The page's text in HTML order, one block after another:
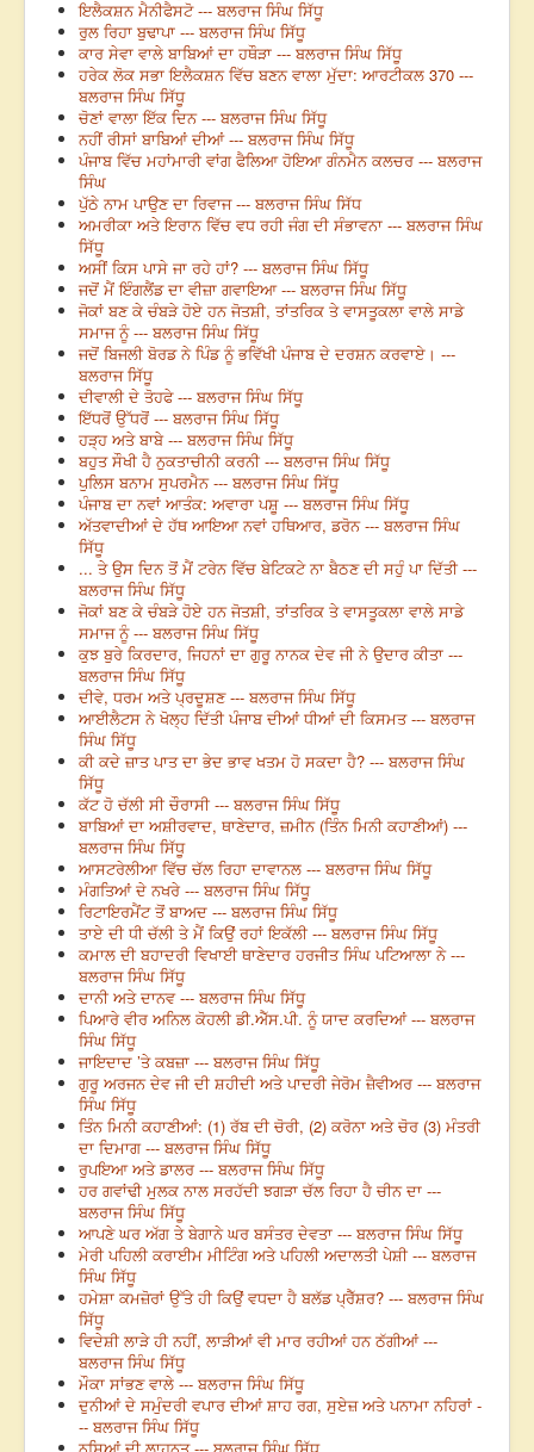
ਇਲੈਕਸ਼ਨ ਮੈਨੀਫੈਸਟੋ --- ਬਲਰਾਜ ਸਿੰਘ ਸਿੱਧੂ
ਰੁਲ ਰਿਹਾ ਬੁਢਾਪਾ --- ਬਲਰਾਜ ਸਿੰਘ ਸਿੱਧੂ
ਕਾਰ ਸੇਵਾ ਵਾਲੇ ਬਾਬਿਆਂ ਦਾ ਹਥੌੜਾ --- ਬਲਰਾਜ ਸਿੰਘ ਸਿੱਧੂ
ਹਰੇਕ ਲੋਕ ਸਭਾ ਇਲੈਕਸ਼ਨ ਵਿੱਚ ਬਣਨ ਵਾਲਾ ਮੁੱਦਾ: ਆਰਟੀਕਲ 370 ---
ਬਲਰਾਜ ਸਿੰਘ ਸਿੱਧੂ
ਚੋਣਾਂ ਵਾਲਾ ਇੱਕ ਦਿਨ --- ਬਲਰਾਜ ਸਿੰਘ ਸਿੱਧੂ
ਨਹੀਂ ਰੀਸਾਂ ਬਾਬਿਆਂ ਦੀਆਂ --- ਬਲਰਾਜ ਸਿੰਘ ਸਿੱਧੂ
ਪੰਜਾਬ ਵਿੱਚ ਮਹਾਂਮਾਰੀ ਵਾਂਗ ਫੈਲਿਆ ਹੋਇਆ ਗੰਨਮੈਨ ਕਲਚਰ --- ਬਲਰਾਜ
ਸਿੰਘ
ਪੁੱਠੇ ਨਾਮ ਪਾਉਣ ਦਾ ਰਿਵਾਜ --- ਬਲਰਾਜ ਸਿੰਘ ਸਿੱਧ
ਅਮਰੀਕਾ ਅਤੇ ਇਰਾਨ ਵਿੱਚ ਵਧ ਰਹੀ ਜੰਗ ਦੀ ਸੰਭਾਵਨਾ --- ਬਲਰਾਜ ਸਿੰਘ
ਸਿੱਧੂ
ਅਸੀਂ ਕਿਸ ਪਾਸੇ ਜਾ ਰਹੇ ਹਾਂ? --- ਬਲਰਾਜ ਸਿੰਘ ਸਿੱਧੂ
ਜਦੋਂ ਮੈਂ ਇੰਗਲੈਂਡ ਦਾ ਵੀਜ਼ਾ ਗਵਾਇਆ --- ਬਲਰਾਜ ਸਿੰਘ ਸਿੱਧੂ
ਜੋਕਾਂ ਬਣ ਕੇ ਚੰਬੜੇ ਹੋਏ ਹਨ ਜੋਤਸ਼ੀ, ਤਾਂਤਰਿਕ ਤੇ ਵਾਸਤੂਕਲਾ ਵਾਲੇ ਸਾਡੇ
ਸਮਾਜ ਨੂੰ --- ਬਲਰਾਜ ਸਿੰਘ ਸਿੱਧੂ
ਜਦੋਂ ਬਿਜਲੀ ਬੋਰਡ ਨੇ ਪਿੰਡ ਨੂੰ ਭਵਿੱਖੀ ਪੰਜਾਬ ਦੇ ਦਰਸ਼ਨ ਕਰਵਾਏ। ---
ਬਲਰਾਜ ਸਿੱਧੂ
ਦੀਵਾਲੀ ਦੇ ਤੋਹਫੇ --- ਬਲਰਾਜ ਸਿੰਘ ਸਿੱਧੂ
ਇੱਧਰੋਂ ਉੱਧਰੋਂ --- ਬਲਰਾਜ ਸਿੰਘ ਸਿੱਧੂ
ਹੜ੍ਹ ਅਤੇ ਬਾਬੇ --- ਬਲਰਾਜ ਸਿੰਘ ਸਿੱਧੂ
ਬਹੁਤ ਸੌਖੀ ਹੈ ਨੁਕਤਾਚੀਨੀ ਕਰਨੀ --- ਬਲਰਾਜ ਸਿੰਘ ਸਿੱਧੂ
ਪੁਲਿਸ ਬਨਾਮ ਸੁਪਰਮੈਨ --- ਬਲਰਾਜ ਸਿੰਘ ਸਿੱਧੂ
ਪੰਜਾਬ ਦਾ ਨਵਾਂ ਆਤੰਕ: ਅਵਾਰਾ ਪਸ਼ੂ --- ਬਲਰਾਜ ਸਿੰਘ ਸਿੱਧੂ
ਅੱਤਵਾਦੀਆਂ ਦੇ ਹੱਥ ਆਇਆ ਨਵਾਂ ਹਥਿਆਰ, ਡਰੋਨ --- ਬਲਰਾਜ ਸਿੰਘ
ਸਿੱਧੂ
... ਤੇ ਉਸ ਦਿਨ ਤੋਂ ਮੈਂ ਟਰੇਨ ਵਿੱਚ ਬੇਟਿਕਟੇ ਨਾ ਬੈਠਣ ਦੀ ਸਹੁੰ ਪਾ ਦਿੱਤੀ ---
ਬਲਰਾਜ ਸਿੰਘ ਸਿੱਧੂ
ਜੋਕਾਂ ਬਣ ਕੇ ਚੰਬੜੇ ਹੋਏ ਹਨ ਜੋਤਸ਼ੀ, ਤਾਂਤਰਿਕ ਤੇ ਵਾਸਤੂਕਲਾ ਵਾਲੇ ਸਾਡੇ
ਸਮਾਜ ਨੂੰ --- ਬਲਰਾਜ ਸਿੰਘ ਸਿੱਧੂ
ਕੁਝ ਬੁਰੇ ਕਿਰਦਾਰ, ਜਿਹਨਾਂ ਦਾ ਗੁਰੂ ਨਾਨਕ ਦੇਵ ਜੀ ਨੇ ਉਦਾਰ ਕੀਤਾ ---
ਬਲਰਾਜ ਸਿੰਘ ਸਿੱਧੂ
ਦੀਵੇ, ਧਰਮ ਅਤੇ ਪ੍ਰਦੂਸ਼ਣ --- ਬਲਰਾਜ ਸਿੰਘ ਸਿੱਧੂ
ਆਈਲੈਟਸ ਨੇ ਖੋਲ੍ਹ ਦਿੱਤੀ ਪੰਜਾਬ ਦੀਆਂ ਧੀਆਂ ਦੀ ਕਿਸਮਤ --- ਬਲਰਾਜ
ਸਿੰਘ ਸਿੱਧੂ
ਕੀ ਕਦੇ ਜ਼ਾਤ ਪਾਤ ਦਾ ਭੇਦ ਭਾਵ ਖਤਮ ਹੋ ਸਕਦਾ ਹੈ? --- ਬਲਰਾਜ ਸਿੰਘ
ਸਿੱਧੂ
ਕੱਟ ਹੋ ਚੱਲੀ ਸੀ ਚੌਰਾਸੀ --- ਬਲਰਾਜ ਸਿੰਘ ਸਿੱਧੂ
ਬਾਬਿਆਂ ਦਾ ਅਸ਼ੀਰਵਾਦ, ਥਾਣੇਦਾਰ, ਜ਼ਮੀਨ (ਤਿੰਨ ਮਿਨੀ ਕਹਾਣੀਆਂ) ---
ਬਲਰਾਜ ਸਿੰਘ ਸਿੱਧੂ
ਆਸਟਰੇਲੀਆ ਵਿੱਚ ਚੱਲ ਰਿਹਾ ਦਾਵਾਨਲ --- ਬਲਰਾਜ ਸਿੰਘ ਸਿੱਧੂ
ਮੰਗਤਿਆਂ ਦੇ ਨਖਰੇ --- ਬਲਰਾਜ ਸਿੰਘ ਸਿੱਧੂ
ਰਿਟਾਇਰਮੈਂਟ ਤੋਂ ਬਾਅਦ --- ਬਲਰਾਜ ਸਿੰਘ ਸਿੱਧੂ
ਤਾਏ ਦੀ ਧੀ ਚੱਲੀ ਤੇ ਮੈਂ ਕਿਉਂ ਰਹਾਂ ਇਕੱਲੀ --- ਬਲਰਾਜ ਸਿੰਘ ਸਿੱਧੂ
ਕਮਾਲ ਦੀ ਬਹਾਦਰੀ ਵਿਖਾਈ ਥਾਣੇਦਾਰ ਹਰਜੀਤ ਸਿੰਘ ਪਟਿਆਲਾ ਨੇ ---
ਬਲਰਾਜ ਸਿੰਘ ਸਿੱਧੂ
ਦਾਨੀ ਅਤੇ ਦਾਨਵ --- ਬਲਰਾਜ ਸਿੰਘ ਸਿੱਧੂ
ਪਿਆਰੇ ਵੀਰ ਅਨਿਲ ਕੋਹਲੀ ਡੀ.ਐੱਸ.ਪੀ. ਨੂੰ ਯਾਦ ਕਰਦਿਆਂ --- ਬਲਰਾਜ
ਸਿੰਘ ਸਿੱਧੂ
ਜਾਇਦਾਦ ’ਤੇ ਕਬਜ਼ਾ --- ਬਲਰਾਜ ਸਿੰਘ ਸਿੱਧੂ
ਗੁਰੂ ਅਰਜਨ ਦੇਵ ਜੀ ਦੀ ਸ਼ਹੀਦੀ ਅਤੇ ਪਾਦਰੀ ਜੇਰੋਮ ਜ਼ੈਵੀਅਰ --- ਬਲਰਾਜ
ਸਿੰਘ ਸਿੱਧੂ
ਤਿੰਨ ਮਿਨੀ ਕਹਾਣੀਆਂ: (1) ਰੱਬ ਦੀ ਚੋਰੀ, (2) ਕਰੋਨਾ ਅਤੇ ਚੋਰ (3) ਮੰਤਰੀ
ਦਾ ਦਿਮਾਗ --- ਬਲਰਾਜ ਸਿੰਘ ਸਿੱਧੂ
ਰੁਪਇਆ ਅਤੇ ਡਾਲਰ --- ਬਲਰਾਜ ਸਿੰਘ ਸਿੱਧੂ
ਹਰ ਗਵਾਂਢੀ ਮੁਲਕ ਨਾਲ ਸਰਹੱਦੀ ਝਗੜਾ ਚੱਲ ਰਿਹਾ ਹੈ ਚੀਨ ਦਾ ---
ਬਲਰਾਜ ਸਿੰਘ ਸਿੱਧੂ
ਆਪਣੇ ਘਰ ਅੱਗ ਤੇ ਬੇਗਾਨੇ ਘਰ ਬਸੰਤਰ ਦੇਵਤਾ --- ਬਲਰਾਜ ਸਿੰਘ ਸਿੱਧੂ
ਮੇਰੀ ਪਹਿਲੀ ਕਰਾਈਮ ਮੀਟਿੰਗ ਅਤੇ ਪਹਿਲੀ ਅਦਾਲਤੀ ਪੇਸ਼ੀ --- ਬਲਰਾਜ
ਸਿੰਘ ਸਿੱਧੂ
ਹਮੇਸ਼ਾ ਕਮਜ਼ੋਰਾਂ ਉੱਤੇ ਹੀ ਕਿਉਂ ਵਧਦਾ ਹੈ ਬਲੱਡ ਪ੍ਰੈੱਸ਼ਰ? --- ਬਲਰਾਜ ਸਿੰਘ
ਸਿੱਧੂ
ਵਿਦੇਸ਼ੀ ਲਾੜੇ ਹੀ ਨਹੀਂ, ਲਾੜੀਆਂ ਵੀ ਮਾਰ ਰਹੀਆਂ ਹਨ ਠੱਗੀਆਂ ---
ਬਲਰਾਜ ਸਿੰਘ ਸਿੱਧੂ
ਮੌਕਾ ਸਾਂਭਣ ਵਾਲੇ --- ਬਲਰਾਜ ਸਿੰਘ ਸਿੱਧੂ
ਦੁਨੀਆਂ ਦੇ ਸਮੁੰਦਰੀ ਵਪਾਰ ਦੀਆਂ ਸ਼ਾਹ ਰਗ, ਸੁਏਜ਼ ਅਤੇ ਪਨਾਮਾ ਨਹਿਰਾਂ -
-- ਬਲਰਾਜ ਸਿੰਘ ਸਿੱਧੂ